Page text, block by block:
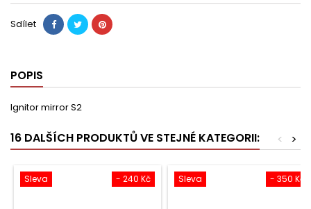
Sdílet
POPIS
Ignitor mirror S2
16 DALŠÍCH PRODUKTŮ VE STEJNÉ KATEGORII: >
<
- 240 Kč
Sleva - 350 Kč
Sleva